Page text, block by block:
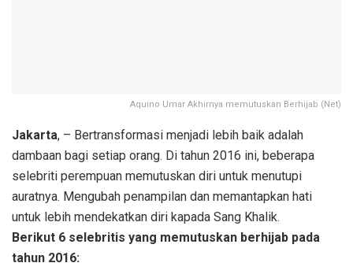
Aquino Umar Akhirnya memutuskan Berhijab (Net)
Jakarta, – Bertransformasi menjadi lebih baik adalah
dambaan bagi setiap orang. Di tahun 2016 ini, beberapa
selebriti perempuan memutuskan diri untuk menutupi
auratnya. Mengubah penampilan dan memantapkan hati
untuk lebih mendekatkan diri kapada Sang Khalik.
Berikut 6 selebritis yang memutuskan berhijab pada
tahun 2016: